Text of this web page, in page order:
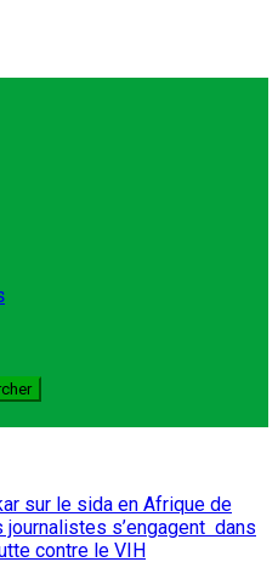
sur le sida en Afrique de
journalistes s’engagent dans
contre le VIH